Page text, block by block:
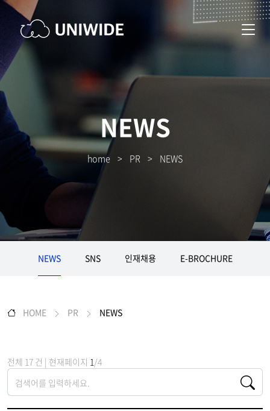
NEWS
home > PR > NEWS
NEWS SNS 인재채용 E-BROCHURE
HOME PR NEWS
전체 17 건 | 현재페이지 1/4